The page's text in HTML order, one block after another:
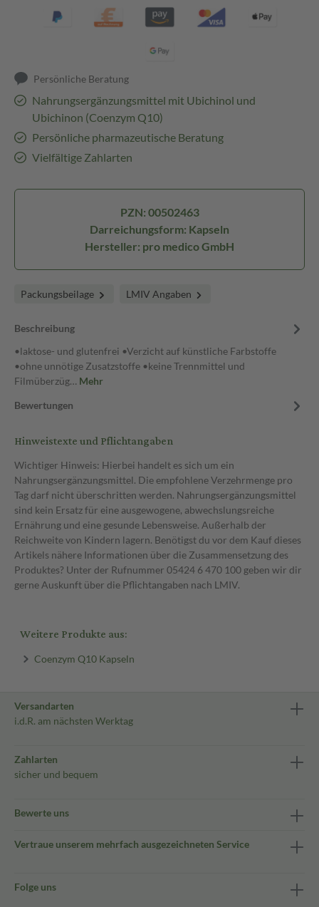
Persönliche Beratung
Nahrungsergänzungsmittel mit Ubichinol und
Ubichinon (Coenzym Q10)
Persönliche pharmazeutische Beratung
Vielfältige Zahlarten
PZN: 00502463
Darreichungsform: Kapseln
Hersteller: pro medico GmbH
Packungsbeilage LMIV Angaben
Beschreibung
•laktose- und glutenfrei •Verzicht auf künstliche Farbstoffe
•ohne unnötige Zusatzstoffe •keine Trennmittel und
Filmüberzüg… Mehr
Bewertungen
Hinweistexte und Pflichtangaben
Wichtiger Hinweis: Hierbei handelt es sich um ein
Nahrungsergänzungsmittel. Die empfohlene Verzehrmenge pro
Tag darf nicht überschritten werden. Nahrungsergänzungsmittel
sind kein Ersatz für eine ausgewogene, abwechslungsreiche
Ernährung und eine gesunde Lebensweise. Außerhalb der
Reichweite von Kindern lagern. Benötigst du vor dem Kauf dieses
Artikels nähere Informationen über die Zusammensetzung des
Produktes? Unter der Rufnummer 05424 6 470 100 geben wir dir
gerne Auskunft über die Pflichtangaben nach LMIV.
Weitere Produkte aus:
Coenzym Q10 Kapseln
Versandarten
i.d.R. am nächsten Werktag
Zahlarten
sicher und bequem
Bewerte uns
Vertraue unserem mehrfach ausgezeichneten Service
Folge uns